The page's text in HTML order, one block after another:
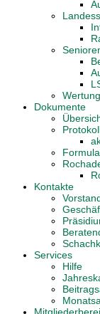
Dokumente
Kontakte
Services
Hilfe